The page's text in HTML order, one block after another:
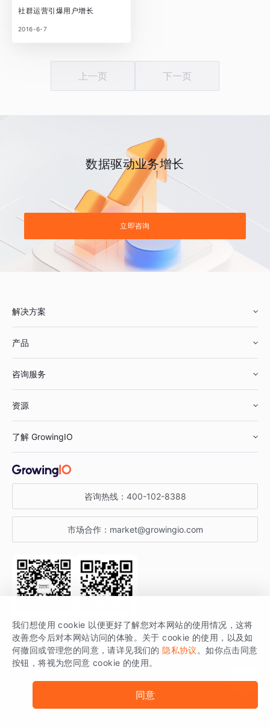
社群运营引爆用户增长
2016-6-7
上一页 下一页
数据驱动业务增长
立即咨询
解决方案
鞋服行业
汽车行业
金融行业
产品
智能运营
获客分析
咨询服务
资源
增长公开课
增长博客
开发者文档
SDK 文档
场景指南
了解 GrowingIO
关于 GrowingIO
增长大会
行业活动
咨询热线： 400-102-8388
市场合作： market@growingio.com
关注公众号 获取更多干货
GrowingIO 是专注于数据智能分析与增长的品牌，核心平台为 GrowingIO
分析云。
版权所有 © 北京易数科技有限公司
我们想使用 cookie 以便更好了解您对本网站的使用情况，这将
改善您今后对本网站访问的体验。关于 cookie 的使用，以及如
何撤回或管理您的同意，请详见我们的 隐私协议 。如你点击同意
按钮，将视为您同意 cookie 的使用。
同意